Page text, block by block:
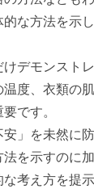
な方法を示
デモンスト
度、衣類の
です。
」を未然に
を示すのに
考え方を提示